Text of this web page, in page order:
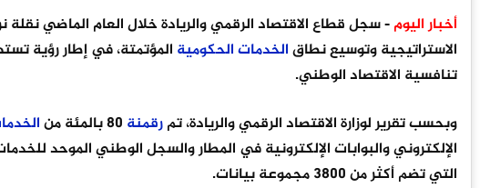
أخبار اليوم- سجل قطاع الاقتصاد الرقمي والريادة خلال العام الماضي
الاستراتيجية وتوسيع نطاقالخدماتالحكومية المؤتمتة، في إطار رؤية
تنافسية الاقتصاد الوطني.
وبحسب تقرير لوزارة الاقتصاد الرقمي والريادة، تمرقمنة
الإلكتروني والبوابات الإلكترونية في المطار والسجل الوطني الموحد
التي تضم أكثر من 3800 مجموعة بيانات.